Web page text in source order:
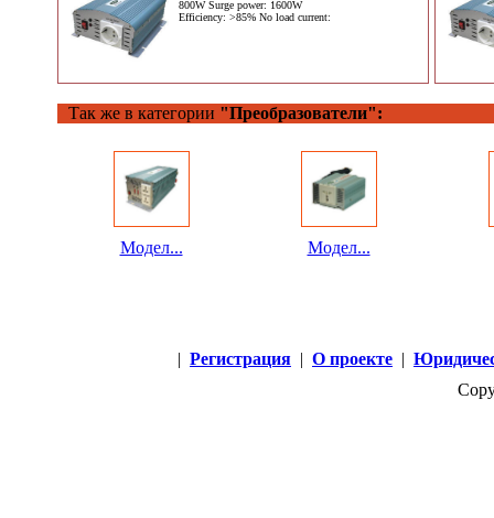
800W Surge power: 1600W
Efficiency: >85% No load current:
Так же в категории "Преобразователи":
Модел... Модел...
| Регистрация | О проекте |